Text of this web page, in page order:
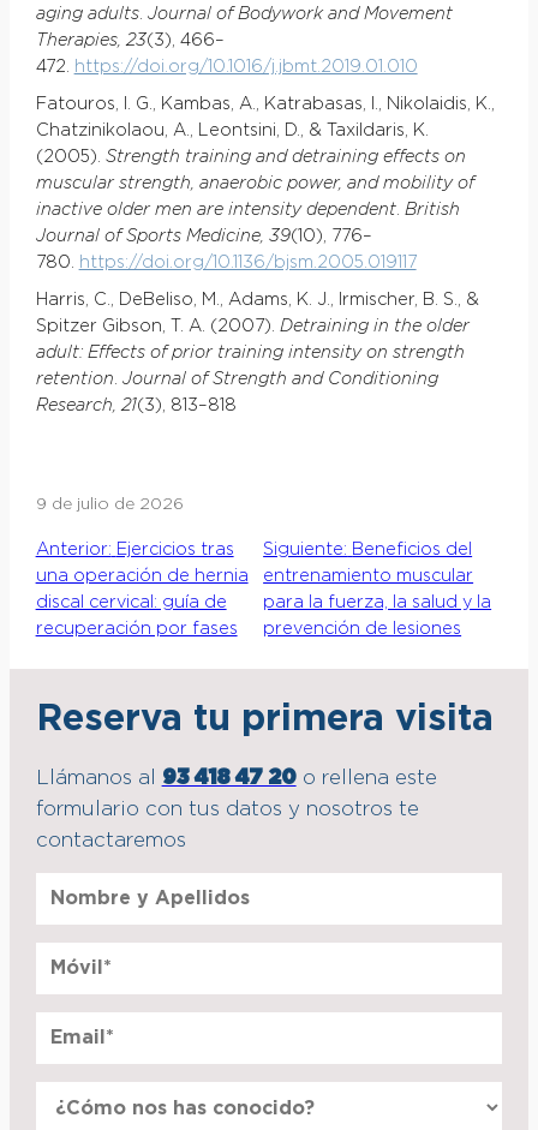
aging adults. Journal of Bodywork and Movement
Therapies, 23(3), 466–
472. https://doi.org/10.1016/j.jbmt.2019.01.010
Fatouros, I. G., Kambas, A., Katrabasas, I., Nikolaidis, K.,
Chatzinikolaou, A., Leontsini, D., & Taxildaris, K.
(2005). Strength training and detraining effects on
muscular strength, anaerobic power, and mobility of
inactive older men are intensity dependent. British
Journal of Sports Medicine, 39(10), 776–
780. https://doi.org/10.1136/bjsm.2005.019117
Harris, C., DeBeliso, M., Adams, K. J., Irmischer, B. S., &
Spitzer Gibson, T. A. (2007). Detraining in the older
adult: Effects of prior training intensity on strength
retention. Journal of Strength and Conditioning
Research, 21(3), 813–818
9 de julio de 2026
Anterior: Ejercicios tras
una operación de hernia
discal cervical: guía de
recuperación por fases
Siguiente: Beneficios del
entrenamiento muscular
para la fuerza, la salud y la
prevención de lesiones
Reserva tu primera visita
Llámanos al 93 418 47 20o rellena este
formulario con tus datos y nosotros te
contactaremos